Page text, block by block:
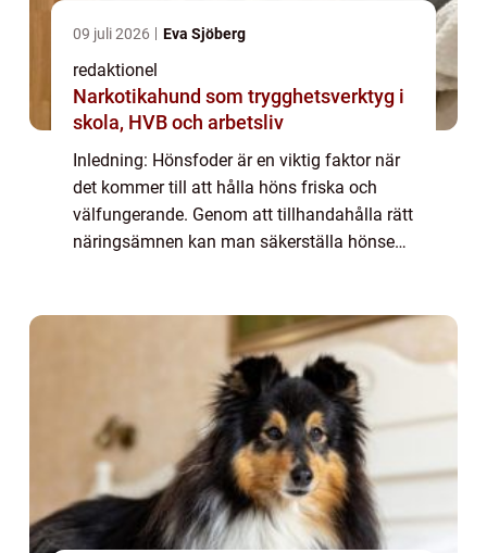
09 juli 2026 Eva Sjöberg
redaktionel
Narkotikahund som trygghetsverktyg i
skola, HVB och arbetsliv
Inledning: Hönsfoder är en viktig faktor när
det kommer till att hålla höns friska och
välfungerande. Genom att tillhandahålla rätt
näringsämnen kan man säkerställa hönsens